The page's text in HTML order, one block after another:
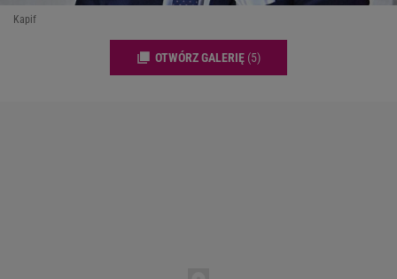
Kapif
OTWÓRZ GALERIĘ (5)